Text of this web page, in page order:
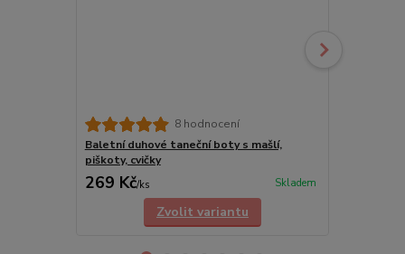
8 hodnocení
Baletní duhové taneční boty s mašlí,
piškoty, cvičky
269 Kč/ks Skladem
Zvolit variantu